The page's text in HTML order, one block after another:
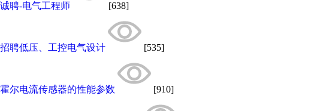
诚聘-电气工程师 [638]
招聘低压、工控电气设计 [535]
霍尔电流传感器的性能参数 [910]